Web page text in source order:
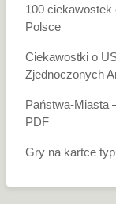
100
Polsce
Ciekawostki o
Zjednoczonych
Państwa-Miasta
PDF
Gry na kartce